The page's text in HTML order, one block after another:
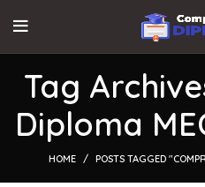
Tag
Diploma
HOME POSTS TAGGED